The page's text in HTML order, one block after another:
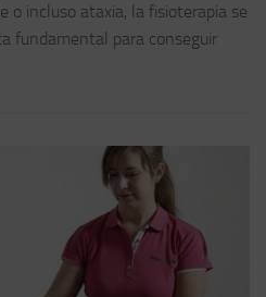
o incluso ataxia, la fisioterapia se
fundamental para conseguir